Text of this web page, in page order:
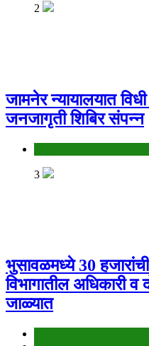
2
जामनेर न्यायालयात
जनजागृती शिबिर संपन्न
3
भुसावळमध्ये 30
विभागातील अधिकारी व
जाळ्यात